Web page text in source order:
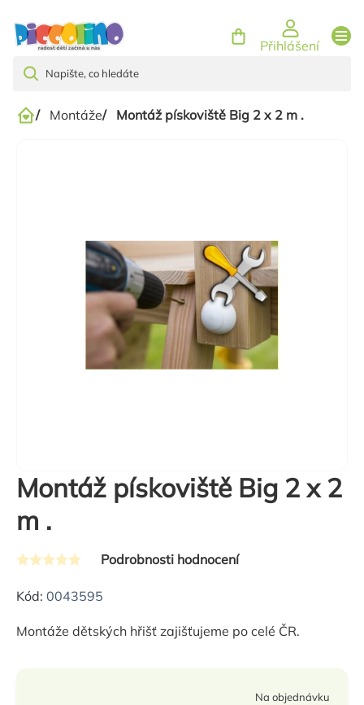
Přihlášení
Domů
/ Montáže/ Montáž pískoviště Big 2 x 2 m .
Montáž pískoviště Big 2 x 2
m .
Průměrné
hodnocení
je
Podrobnosti hodnocení
Kód: 0043595
Montáže dětských hřišť zajišťujeme po celé ČR.
Na objednávku